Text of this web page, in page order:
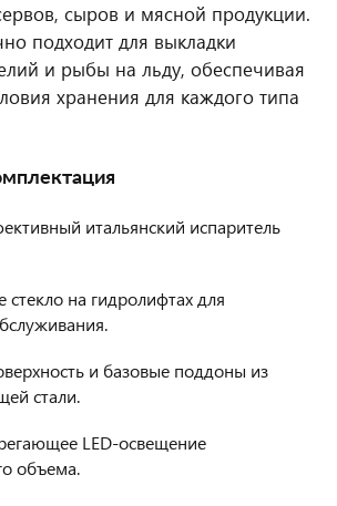
сыров и мясной продукции.
подходит для выкладки
и рыбы на льду, обеспечивая
хранения для каждого типа
итальянский испаритель
стекло на гидролифтах для
и базовые поддоны из
стали.
LED-освещение
объема.